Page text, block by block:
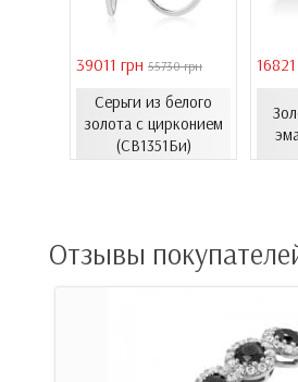
39011 грн 55730 грн
Серьги из белого
золота с цирконием
(СВ1351Би)
Отзывы